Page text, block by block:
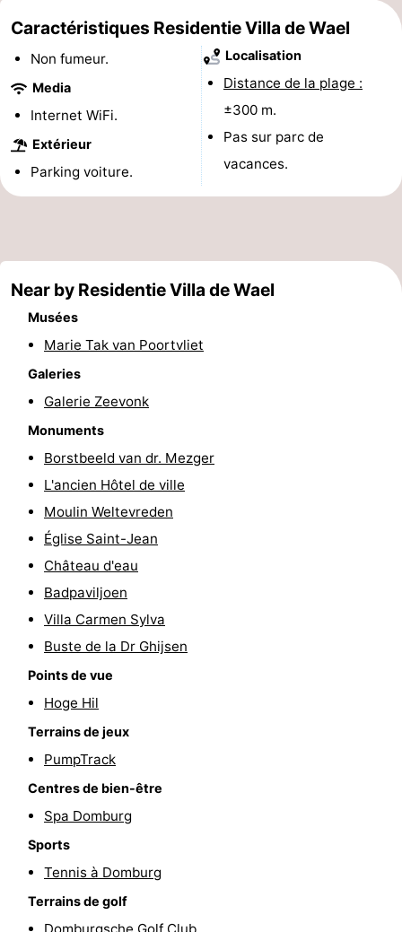
Domburg
Westhove
Hôtels
minutes
Plages
Voir
et
Lieux
Monuments
Moulins
Phares
Points
vue
Attractions
Terrains
jeux
intérieures
Bowling
golf
être
Villages
villes
Visites
guidées
Sports
Piscines
Caractéristiques Residentie Villa de Wael
Non fumeur.
Media
Internet WiFi.
Extérieur
Parking voiture.
Localisation
Distance de la plage :
±300 m.
Pas sur parc de
vacances.
Near by Residentie Villa de Wael
Musées
Marie Tak van Poortvliet
Galeries
Galerie Zeevonk
Monuments
Borstbeeld van dr. Mezger
L'ancien Hôtel de ville
Moulin Weltevreden
Église Saint-Jean
Château d'eau
Badpaviljoen
Villa Carmen Sylva
Buste de la Dr Ghijsen
Points de vue
Hoge Hil
Terrains de jeux
PumpTrack
Centres de bien-être
Spa Domburg
Sports
Tennis à Domburg
Terrains de golf